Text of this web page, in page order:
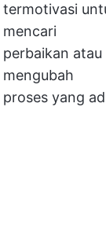
termotivasi
mencari
perbaikan atau
mengubah
proses yang